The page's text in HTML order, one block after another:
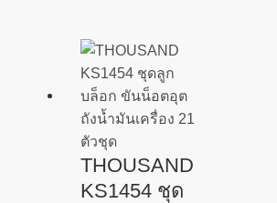
THOUSAND
KS1454 ชุด